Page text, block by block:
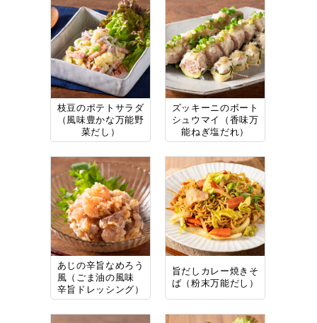
枝豆のポテトサラダ
（風味豊かな万能野
菜だし）
ズッキーニのボート
シュウマイ（香味万
能ねぎ塩だれ）
あじの辛旨なめろう
風（ごま油の風味
辛旨ドレッシング）
旨だしカレー焼きそ
ば（粉末万能だし）